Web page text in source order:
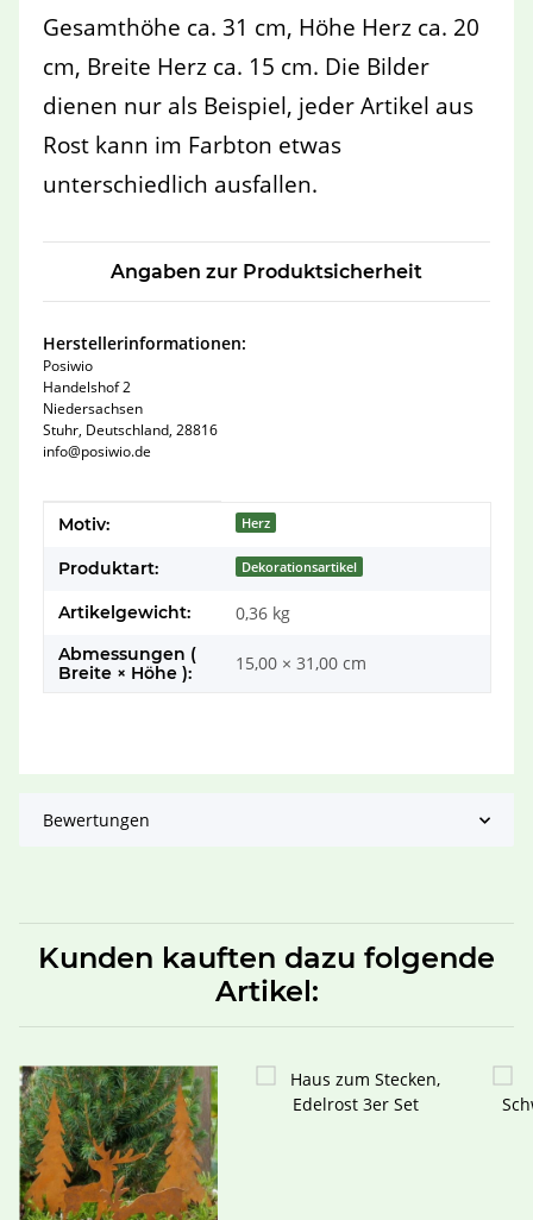
Gesamthöhe ca. 31 cm, Höhe Herz ca. 20
cm, Breite Herz ca. 15 cm. Die Bilder
dienen nur als Beispiel, jeder Artikel aus
Rost kann im Farbton etwas
unterschiedlich ausfallen.
Angaben zur Produktsicherheit
Herstellerinformationen:
Posiwio
Handelshof 2
Niedersachsen
Stuhr, Deutschland, 28816
info@posiwio.de
Produkteigenschaft
Wert
Motiv: Herz
Produktart: Dekorationsartikel
Artikelgewicht: 0,36 kg
Abmessungen (
Breite × Höhe ):
15,00 × 31,00 cm
Bewertungen
Kunden kauften dazu folgende
Artikel: